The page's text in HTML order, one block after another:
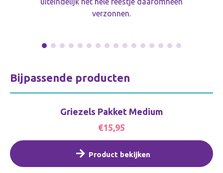
verzonnen.
Bijpassende producten
Griezels Pakket Medium
€15,95
Product bekijken